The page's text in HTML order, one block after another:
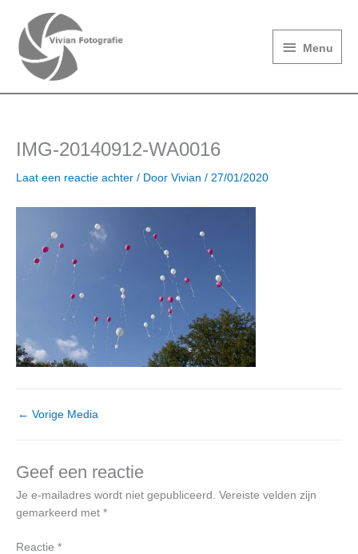
inhoud
Menu
IMG-20140912-WA0016
Laat een reactie achter / Door Vivian / 27/01/2020
← Vorige Media
Geef een reactie
Je e-mailadres wordt niet gepubliceerd. Vereiste velden zijn
gemarkeerd met *
Reactie *